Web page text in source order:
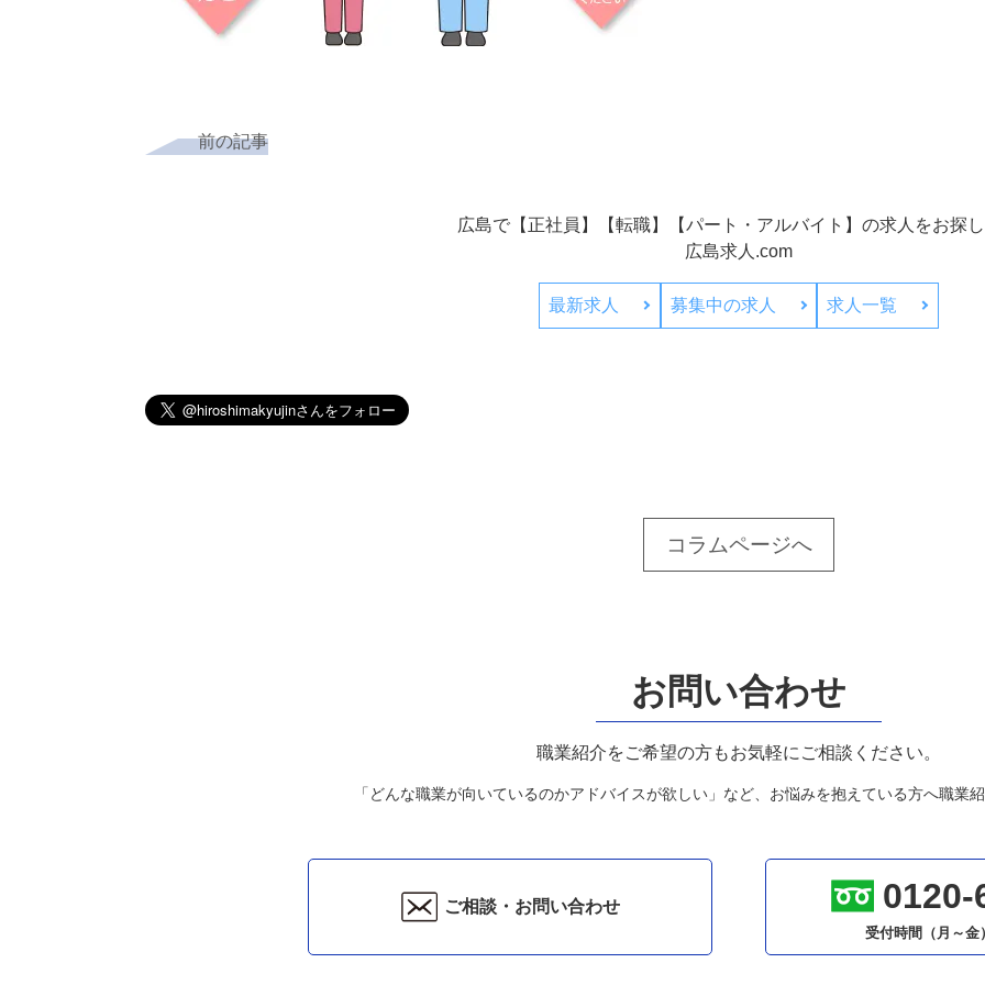
前の記事
広島で【正社員】【転職】【パート・アルバイト】の求人をお探
広島求人.com
最新求人 募集中の求人 求人一覧
コラムページへ
お問い合わせ
職業紹介をご希望の方もお気軽にご相談ください。
「どんな職業が向いているのかアドバイスが欲しい」など、お悩みを抱えている方へ職業
ご相談・お問い合わせ 0120-
受付時間（月～金）